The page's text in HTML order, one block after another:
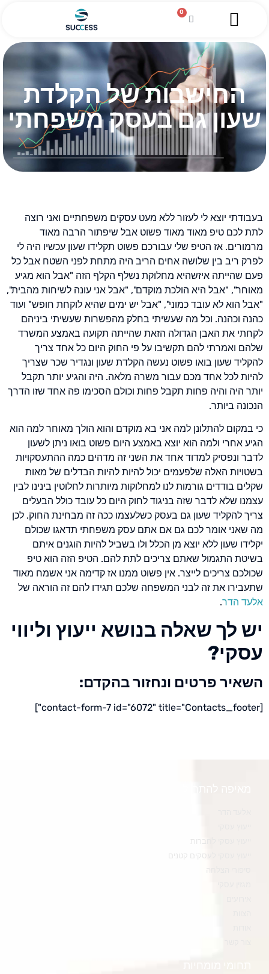
0
החישבות של הקלדת
שעון גם בעסק משפחתי
בעבודתי יוצא לי לעזור ללא מעט עסקים משפחתיים ואני רוצה
לתת לכם טיפ מאוד מאוד פשוט אבל שיפתור הרבה מאוד
מרמורים. אז הטיפ שלי עבורכם פשוט תקלידו שעון עכשיו היה לי
לפרק ריב בין שלושה אחים הריב היה מתחת לפני השטח אבל כל
פעם שהייתה איזשהיא מחלוקת נשלף הקלף הזה "אבל הוא מגיע
מאוחר", "אבל היא הולכת מוקדם", "אבל אני עונה לשיחות מהבית",
"אבל הוא לא עובד כמוני", "אבל יש ימים שהיא לוקחת חופש" ועוד
כהנה וכהנה. וכל מה שעשיתי בחלק מהפשרות שעשיתי ביניהם
לקחתי את האבן הגדולה הזאת שהייתה תקועה באמצע המשרד
שלהם ואמרתי להם תקשיבו על פי החוק היום כל אחד צריך
להקליד שעון בואו פשוט נעשה הקלדת שעון ונגדיר שכר שצריך
להיות לכל אחד מכם עבור משרה מלאה. היה והגיע יותר תקבל
יותר היה והיה פחות תקבל פחות וכולם הסכימו פה אחד שזו הדרך
הנכונה ביותר.
כי במקום להתלונן למה אני בא מוקדם והוא הולך מאוחר למה הוא
הגיע אחרי ולמה הוא יוצא באמצע היום פשוט בואו ניתן לשעון
לדבר ונפסיק למדוד אחד את השני זה מדהים כמה ההתעסקויות
בשטויות האלה שלפעמים יכול להיות להיות הבדלים של מאות
שקלים בודדים גורמות לנו למחלוקות מיותרות לחלוטין בינינו לבין
עצמנו שלא לדבר שזה בניגוד לחוק היום כל עובד כולל הבעלים
צריך להקליד שעון גם בעסק כשלעצמו ככה זה מבחינת החוק. לכן
מה שאני אומר לכם גם אם אתם עסק משפחתי תדאגו שכולם
יקלידו שעון ללא יוצא מן הכלל ולו בשביל להיות הוגנים איתם
בשיטת התגמול שאתם צריכים לתת להם. הטיפ הזה הוא טיפ
שכולכם צריכים לייצר. אין פשוט ממנו אז קדימה אני אשמח מאוד
שתעבירו את זה לבני המשפחה שלכם תגידו להם זה הוראה של
אלעד הדר.
יש לך שאלה בנושא ייעוץ וליווי
עסקי?
השאיר פרטים ונחזור בהקדם:
[contact-form-7 id="6072" title="Contacts_footer"]
ייעוץ עסקי לחברות
ייעוץ עסקי לעסקים קטנים
סיפורי הצלחה